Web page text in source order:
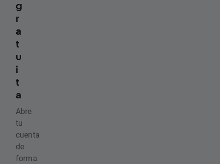
g
r
a
t
u
i
t
a
Abre
tu
cuenta
de
forma